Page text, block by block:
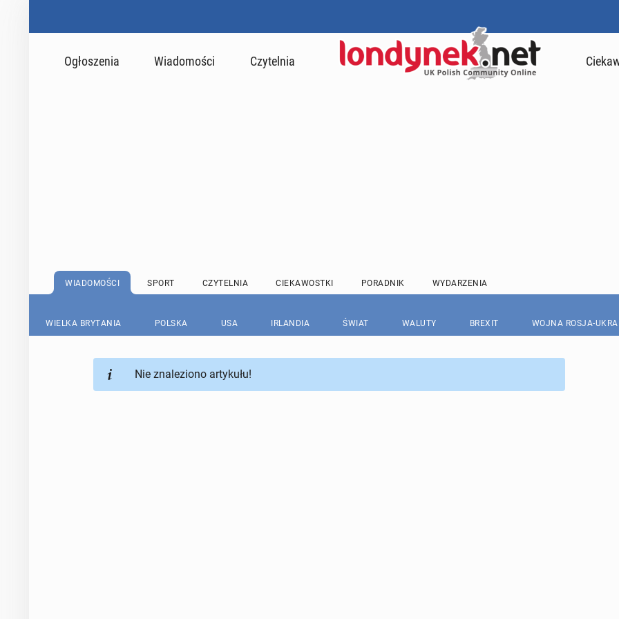
Ogłoszenia Wiadomości Czytelnia
WIADOMOŚCI SPORT CZYTELNIA CIEKAWOSTKI PORADNIK WYDARZENIA
WIELKA BRYTANIA POLSKA USA IRLANDIA ŚWIAT WALUTY BREXIT WOJNA ROSJA-
Nie znaleziono artykułu!